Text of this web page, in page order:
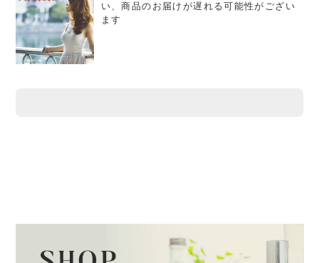
い、商品のお届けが遅れる可能性がござい
ます